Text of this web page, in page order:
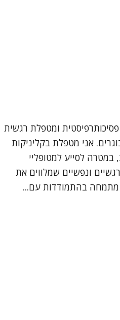
ומטפלת רגשית
אני מטפלת בקליניקות
במטרה לסייע למטופליי
ונפשיים שמלווים את
מתמחה בהתמודדות עם...